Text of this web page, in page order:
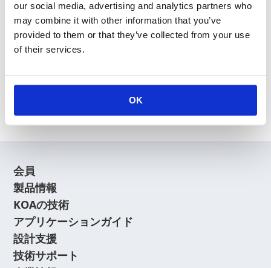
our social media, advertising and analytics partners who
may combine it with other information that you’ve
provided to them or that they’ve collected from your use
of their services.
OK
会員登録に関するよくあるご質問はこちら
会員
製品情報
KOAの技術
アプリケーションガイド
設計支援
技術サポート